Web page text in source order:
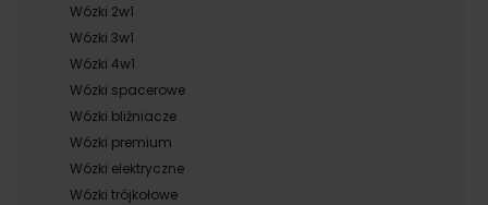
Wózki 2w1
Wózki 3w1
Wózki 4w1
Wózki spacerowe
Wózki bliźniacze
Wózki premium
Wózki elektryczne
Wózki trójkołowe